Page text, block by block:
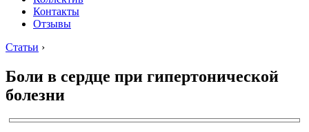
Контакты
Отзывы
Статьи ›
Боли в сердце при гипертонической
болезни